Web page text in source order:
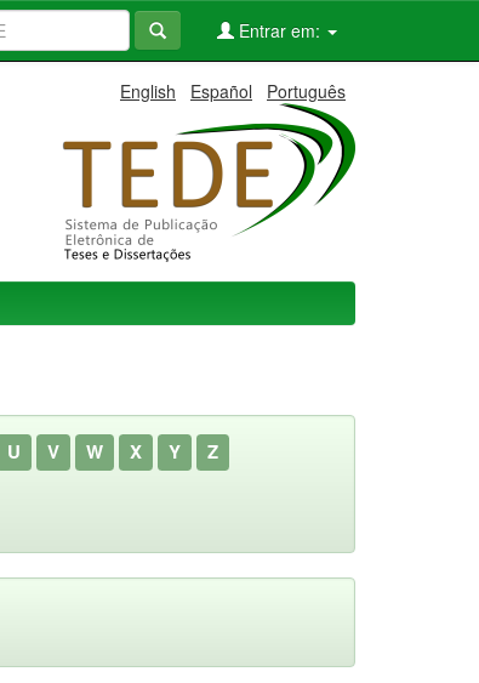
Entrar em:
English Español Português
U V W X Y Z